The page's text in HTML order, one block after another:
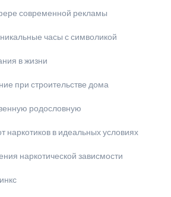
современной рекламы
часы с символикой
в жизни
при строительстве дома
родословную
наркотиков в идеальных условиях
наркотической зависмости